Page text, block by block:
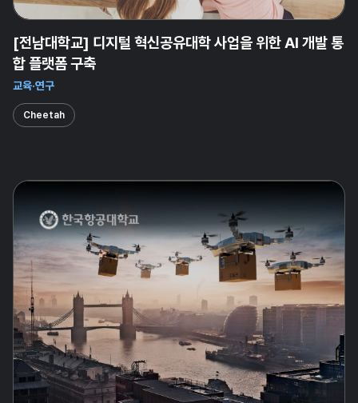
[전남대학교] 디지털 혁신공유대학 사업을 위한 AI 개발 통
합 플랫폼 구축
교육·연구
Cheetah